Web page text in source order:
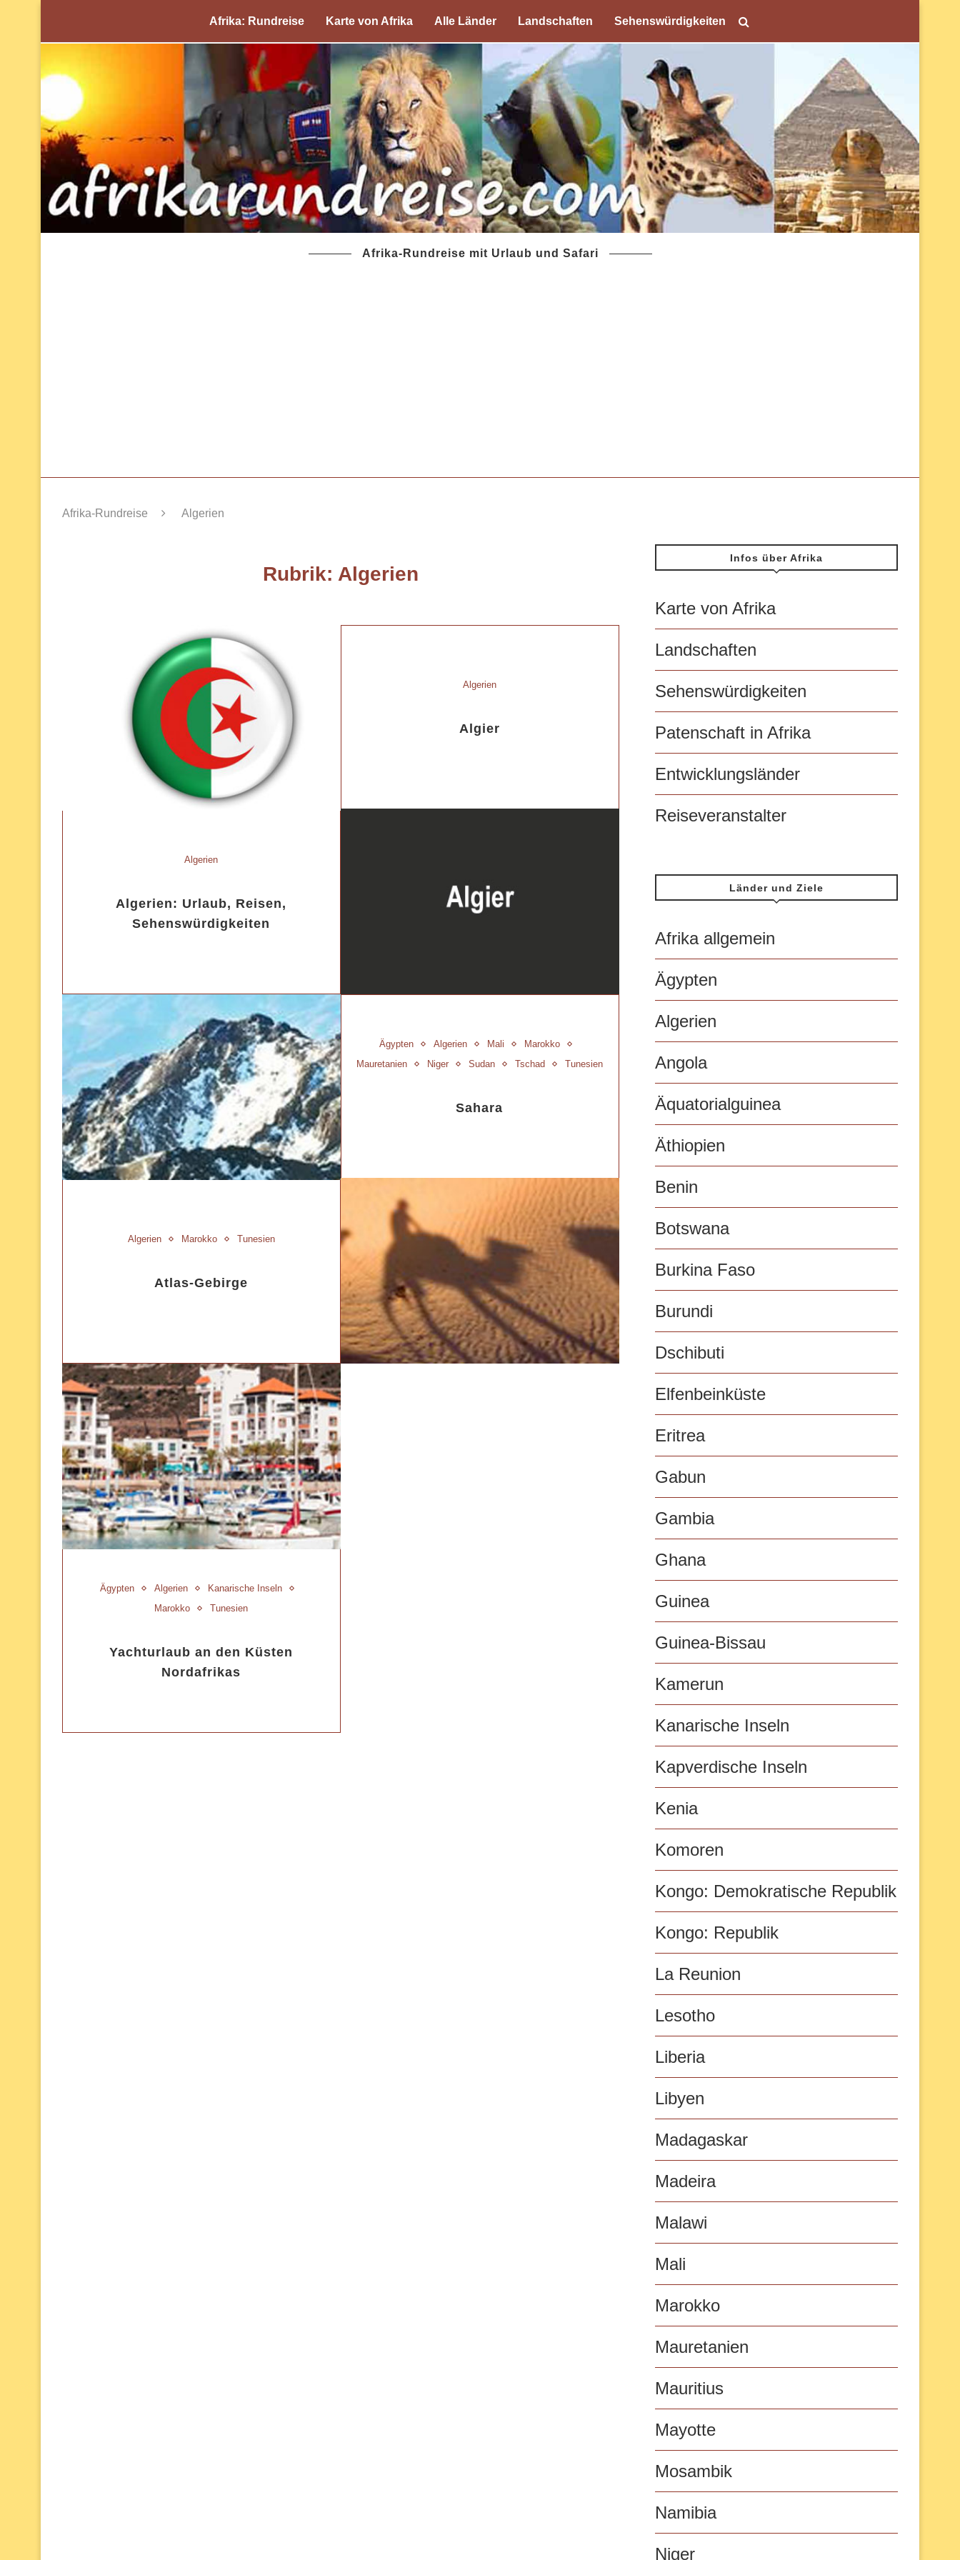
Afrika: Rundreise Karte von Afrika Alle Länder Landschaften Sehenswürdigkeiten
Afrika-Rundreise mit Urlaub und Safari
Afrika-Rundreise Algerien
Rubrik: Algerien
Algerien
Algerien: Urlaub, Reisen,
Sehenswürdigkeiten
Algerien
Algier
Algerien Marokko Tunesien
Atlas-Gebirge
Ägypten Algerien Mali
Marokko
Mauretanien
Niger Sudan Tschad Tunesien
Sahara
Ägypten Algerien
Kanarische Inseln
Marokko
Tunesien
Yachturlaub an den Küsten
Nordafrikas
Infos über Afrika
Karte von Afrika
Landschaften
Sehenswürdigkeiten
Patenschaft in Afrika
Entwicklungsländer
Reiseveranstalter
Länder und Ziele
Afrika allgemein
Ägypten
Algerien
Angola
Äquatorialguinea
Äthiopien
Benin
Botswana
Burkina Faso
Burundi
Dschibuti
Elfenbeinküste
Eritrea
Gabun
Gambia
Ghana
Guinea
Guinea-Bissau
Kamerun
Kanarische Inseln
Kapverdische Inseln
Kenia
Komoren
Kongo: Demokratische Republik
Kongo: Republik
La Reunion
Lesotho
Liberia
Libyen
Madagaskar
Madeira
Malawi
Mali
Marokko
Mauretanien
Mauritius
Mayotte
Mosambik
Namibia
Niger